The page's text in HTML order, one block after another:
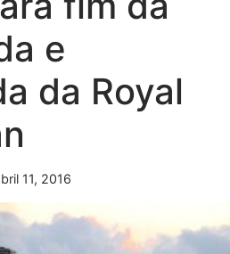
e
da Royal
11, 2016